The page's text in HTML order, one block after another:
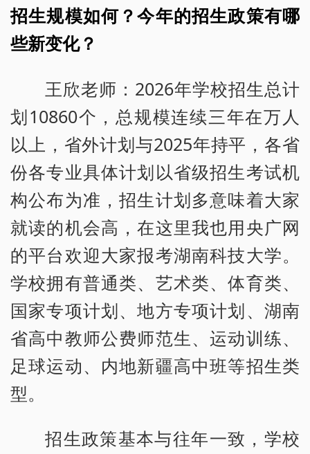
招生规模如何？今年的招生政策有哪
些新变化？
王欣老师：2026年学校招生总计
划10860个，总规模连续三年在万人
以上，省外计划与2025年持平，各省
份各专业具体计划以省级招生考试机
构公布为准，招生计划多意味着大家
就读的机会高，在这里我也用央广网
的平台欢迎大家报考湖南科技大学。
学校拥有普通类、艺术类、体育类、
国家专项计划、地方专项计划、湖南
省高中教师公费师范生、运动训练、
足球运动、内地新疆高中班等招生类
型。
招生政策基本与往年一致，学校